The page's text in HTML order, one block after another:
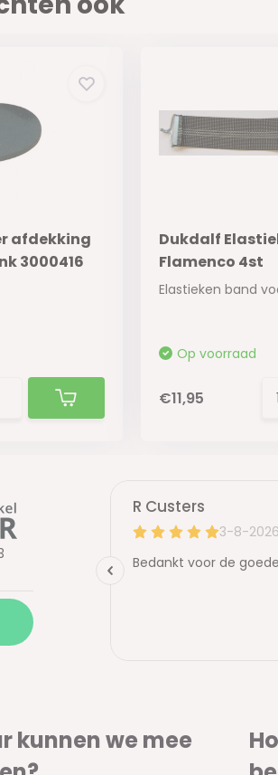
afdekking
3000416
Dukdalf
Flamenco 4st
Op voorraad
€11,95
kunnen we mee